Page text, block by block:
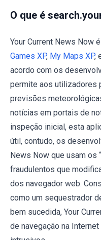
O que é
Your Current News Now
Games XP, My Maps XP,
acordo com os
permite aos utilizadores
previsões
notícias em portais de
inspeção inicial, esta
útil, contudo, os
News Now que usam os
fraudulentos que
dos navegador web.
como um sequestrador
bem sucedida, Your
de navegação na